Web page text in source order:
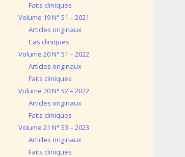
Faits cliniques
Volume 19 N° 51 – 2021
Articles originaux
Cas cliniques
Volume 20 N° 51 – 2022
Articles originaux
Faits cliniques
Volume 20 N° 52 – 2022
Articles originaux
Faits cliniques
Volume 21 N° 53 – 2023
Articles originaux
Faits cliniques